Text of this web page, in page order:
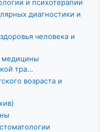
и психотерапии
диагностики и
человека и
тра...
возраста и